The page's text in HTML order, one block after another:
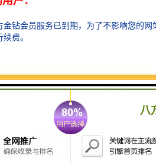
，并可实现远程。
拟呼叫功能。
主按需任意增减。
（上一位）、特呼、插队、优先呼叫、
约与排队等候提示、网络预约排队功能。